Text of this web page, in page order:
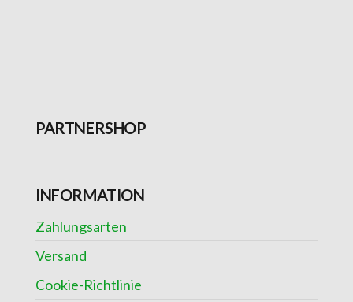
PARTNERSHOP
INFORMATION
Zahlungsarten
Versand
Cookie-Richtlinie